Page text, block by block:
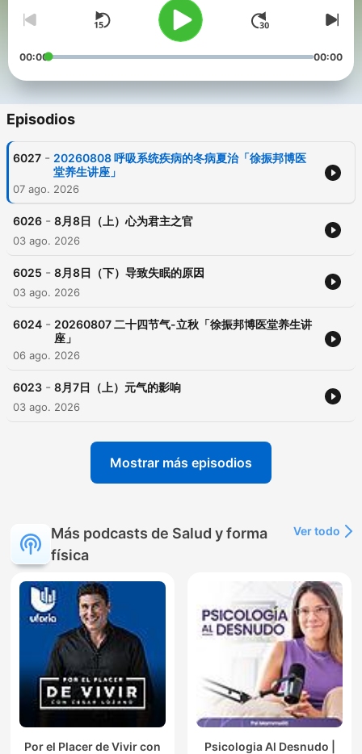
00:00 00:00
Episodios
6027 - 20260808 呼吸系统疾病的冬病夏治「徐振邦博医
堂养生讲座」
07 ago. 2026
6026 - 8月8日（上）心为君主之官
03 ago. 2026
6025 - 8月8日（下）导致失眠的原因
03 ago. 2026
6024 - 20260807 二十四节气-立秋「徐振邦博医堂养生讲
座」
06 ago. 2026
6023 - 8月7日（上）元气的影响
03 ago. 2026
Mostrar más episodios
Más podcasts de Salud y forma
física
Ver todo
Por el Placer de Vivir con
Psicologia Al Desnudo |